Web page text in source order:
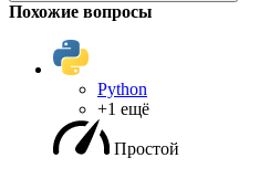
Похожие вопросы
Python
+1 ещё
Простой